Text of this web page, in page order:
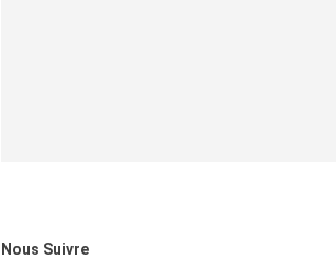
Nous Suivre